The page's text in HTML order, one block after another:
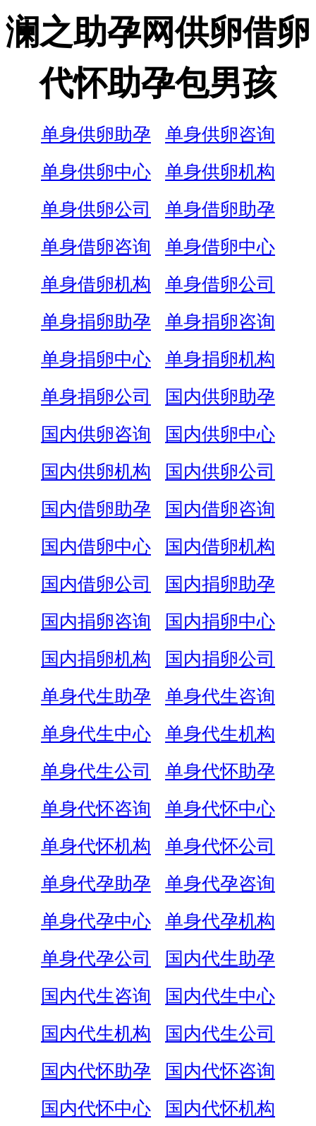
澜之助孕网供卵借卵
代怀助孕包男孩
单身供卵助孕
单身供卵咨询
单身供卵中心
单身供卵机构
单身供卵公司
单身借卵助孕
单身借卵咨询
单身借卵中心
单身借卵机构
单身借卵公司
单身捐卵助孕
单身捐卵咨询
单身捐卵中心
单身捐卵机构
单身捐卵公司
国内供卵助孕
国内供卵咨询
国内供卵中心
国内供卵机构
国内供卵公司
国内借卵助孕
国内借卵咨询
国内借卵中心
国内借卵机构
国内借卵公司
国内捐卵助孕
国内捐卵咨询
国内捐卵中心
国内捐卵机构
国内捐卵公司
单身代生助孕
单身代生咨询
单身代生中心
单身代生机构
单身代生公司
单身代怀助孕
单身代怀咨询
单身代怀中心
单身代怀机构
单身代怀公司
单身代孕助孕
单身代孕咨询
单身代孕中心
单身代孕机构
单身代孕公司
国内代生助孕
国内代生咨询
国内代生中心
国内代生机构
国内代生公司
国内代怀助孕
国内代怀咨询
国内代怀中心
国内代怀机构